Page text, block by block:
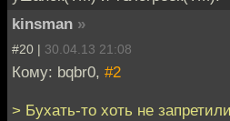
kinsman »
#20 | 30.04.13 21:08
Кому: bqbr0, #2
> Бухать-то хоть не